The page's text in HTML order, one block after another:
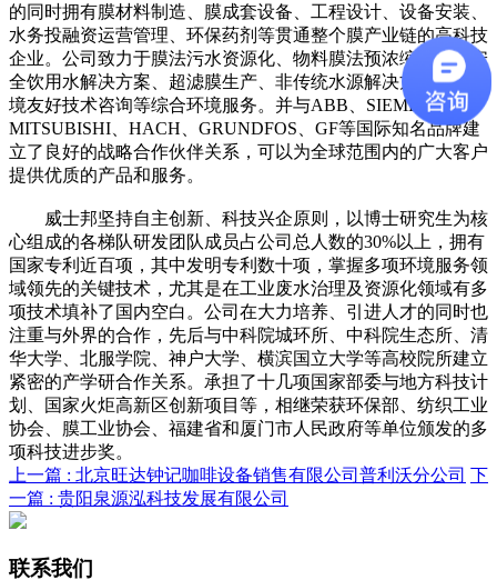
的同时拥有膜材料制造、膜成套设备、工程设计、设备安装、
水务投融资运营管理、环保药剂等贯通整个膜产业链的高科技
企业。公司致力于膜法污水资源化、物料膜法预浓缩节能、安
全饮用水解决方案、超滤膜生产、非传统水源解决方案以及环
境友好技术咨询等综合环境服务。并与ABB、SIEMENS、
MITSUBISHI、HACH、GRUNDFOS、GF等国际知名品牌建
立了良好的战略合作伙伴关系，可以为全球范围内的广大客户
提供优质的产品和服务。
威士邦坚持自主创新、科技兴企原则，以博士研究生为核
心组成的各梯队研发团队成员占公司总人数的30%以上，拥有
国家专利近百项，其中发明专利数十项，掌握多项环境服务领
域领先的关键技术，尤其是在工业废水治理及资源化领域有多
项技术填补了国内空白。公司在大力培养、引进人才的同时也
注重与外界的合作，先后与中科院城环所、中科院生态所、清
华大学、北服学院、神户大学、横滨国立大学等高校院所建立
紧密的产学研合作关系。承担了十几项国家部委与地方科技计
划、国家火炬高新区创新项目等，相继荣获环保部、纺织工业
协会、膜工业协会、福建省和厦门市人民政府等单位颁发的多
项科技进步奖。
上一篇 : 北京旺达钟记咖啡设备销售有限公司普利沃分公司 下
一篇 : 贵阳泉源泓科技发展有限公司
联系我们